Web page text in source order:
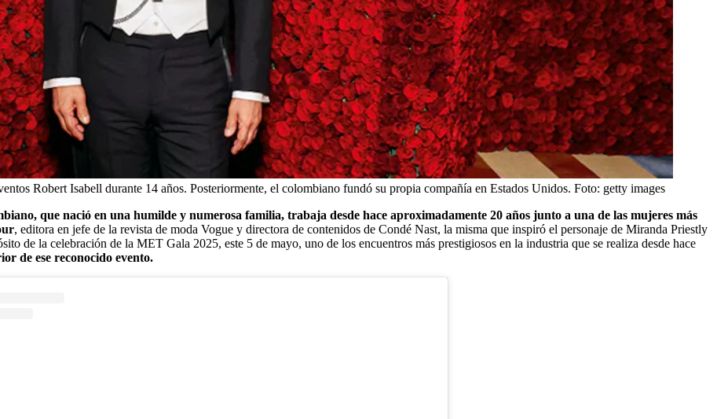
Robert Isabell durante 14 años. Posteriormente, el colombiano fundó su propia compañía en Estados Unidos. Foto: getty images
que nació en una humilde y numerosa familia, trabaja desde hace aproximadamente 20 años junto a una de las mujeres más
, editora en jefe de la revista de moda Vogue y directora de contenidos de Condé Nast, la misma que inspiró el personaje de Miranda Priestly
de la celebración de la MET Gala 2025, este 5 de mayo, uno de los encuentros más prestigiosos en la industria que se realiza desde hace
de ese reconocido evento.